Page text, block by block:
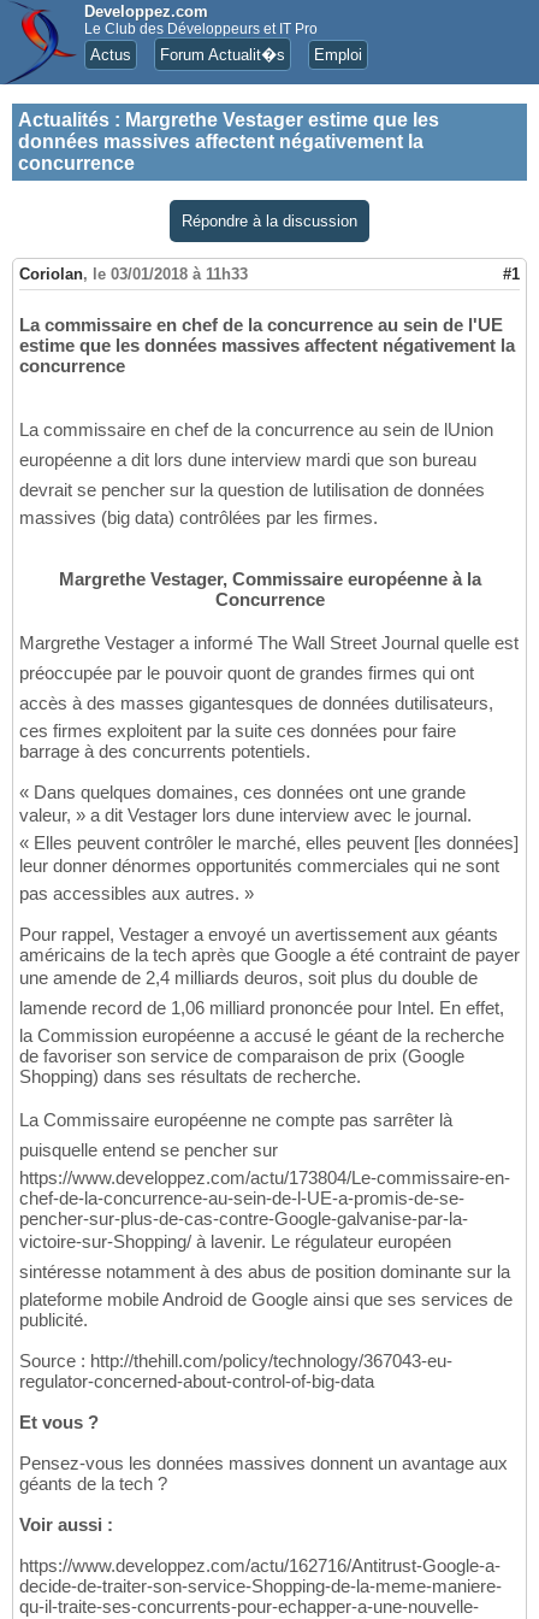
Developpez.com
Le Club des Développeurs et IT Pro
Actus Forum Actualit�s Emploi
Actualités : Margrethe Vestager estime que les
données massives affectent négativement la
concurrence
Répondre à la discussion
Coriolan, le 03/01/2018 à 11h33 #1
La commissaire en chef de la concurrence au sein de l'UE
estime que les données massives affectent négativement la
concurrence
La commissaire en chef de la concurrence au sein de lUnion
européenne a dit lors dune interview mardi que son bureau
devrait se pencher sur la question de lutilisation de données
massives (big data) contrôlées par les firmes.
Margrethe Vestager, Commissaire européenne à la
Concurrence
Margrethe Vestager a informé The Wall Street Journal quelle est
préoccupée par le pouvoir quont de grandes firmes qui ont
accès à des masses gigantesques de données dutilisateurs,
ces firmes exploitent par la suite ces données pour faire
barrage à des concurrents potentiels.
« Dans quelques domaines, ces données ont une grande
valeur, » a dit Vestager lors dune interview avec le journal.
« Elles peuvent contrôler le marché, elles peuvent [les données]
leur donner dénormes opportunités commerciales qui ne sont
pas accessibles aux autres. »
Pour rappel, Vestager a envoyé un avertissement aux géants
américains de la tech après que Google a été contraint de payer
une amende de 2,4 milliards deuros, soit plus du double de
lamende record de 1,06 milliard prononcée pour Intel. En effet,
la Commission européenne a accusé le géant de la recherche
de favoriser son service de comparaison de prix (Google
Shopping) dans ses résultats de recherche.
La Commissaire européenne ne compte pas sarrêter là
puisquelle entend se pencher sur
https://www.developpez.com/actu/173804/Le-commissaire-en-
chef-de-la-concurrence-au-sein-de-l-UE-a-promis-de-se-
pencher-sur-plus-de-cas-contre-Google-galvanise-par-la-
victoire-sur-Shopping/ à lavenir. Le régulateur européen
sintéresse notamment à des abus de position dominante sur la
plateforme mobile Android de Google ainsi que ses services de
publicité.
Source : http://thehill.com/policy/technology/367043-eu-
regulator-concerned-about-control-of-big-data
Et vous ?
Pensez-vous les données massives donnent un avantage aux
géants de la tech ?
Voir aussi :
https://www.developpez.com/actu/162716/Antitrust-Google-a-
decide-de-traiter-son-service-Shopping-de-la-meme-maniere-
qu-il-traite-ses-concurrents-pour-echapper-a-une-nouvelle-